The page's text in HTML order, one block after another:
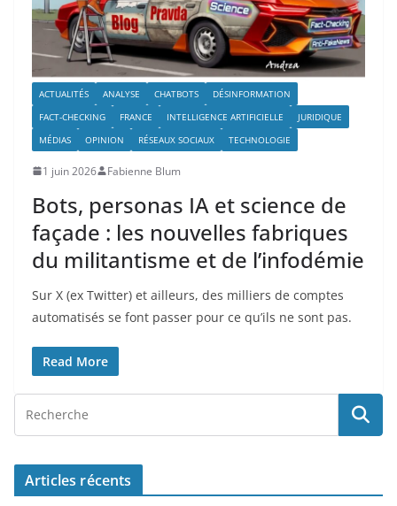
ACTUALITÉS ANALYSE CHATBOTS
DÉSINFORMATION
FACT-CHECKING
FRANCE INTELLIGENCE ARTIFICIELLE
JURIDIQUE
MÉDIAS
OPINION RÉSEAUX SOCIAUX TECHNOLOGIE
1 juin 2026 Fabienne Blum
Bots, personas IA et science de
façade : les nouvelles fabriques
du militantisme et de l’infodémie
Sur X (ex Twitter) et ailleurs, des milliers de comptes
automatisés se font passer pour ce qu’ils ne sont pas.
Read More
Articles récents